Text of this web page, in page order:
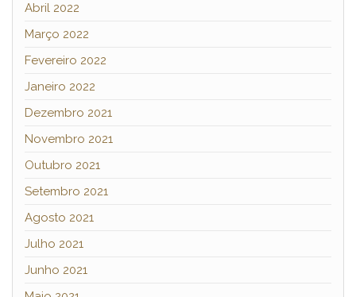
Abril 2022
Março 2022
Fevereiro 2022
Janeiro 2022
Dezembro 2021
Novembro 2021
Outubro 2021
Setembro 2021
Agosto 2021
Julho 2021
Junho 2021